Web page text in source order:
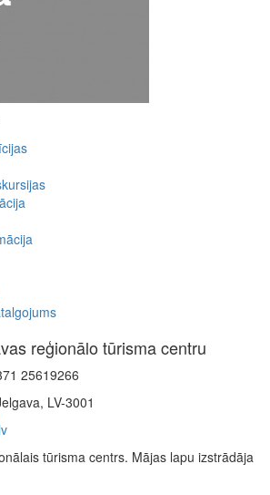
reģionālo tūrisma centru
25619266
LV-3001
tūrisma centrs. Mājas lapu izstrādāja